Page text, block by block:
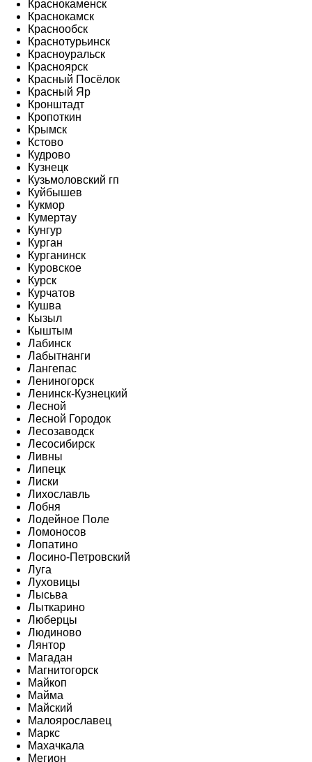
Краснокаменск
Краснокамск
Краснообск
Краснотурьинск
Красноуральск
Красноярск
Красный Посёлок
Красный Яр
Кронштадт
Кропоткин
Крымск
Кстово
Кудрово
Кузнецк
Кузьмоловский гп
Куйбышев
Кукмор
Кумертау
Кунгур
Курган
Курганинск
Куровское
Курск
Курчатов
Кушва
Кызыл
Кыштым
Лабинск
Лабытнанги
Лангепас
Лениногорск
Ленинск-Кузнецкий
Лесной
Лесной Городок
Лесозаводск
Лесосибирск
Ливны
Липецк
Лиски
Лихославль
Лобня
Лодейное Поле
Ломоносов
Лопатино
Лосино-Петровский
Луга
Луховицы
Лысьва
Лыткарино
Люберцы
Людиново
Лянтор
Магадан
Магнитогорск
Майкоп
Майма
Майский
Малоярославец
Маркс
Махачкала
Мегион